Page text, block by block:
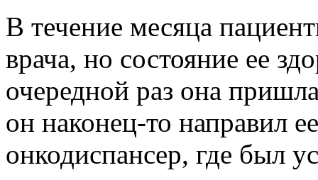
В течение месяца
врача, но состояние ее
очередной раз она
он наконец-то направил
онкодиспансер, где был